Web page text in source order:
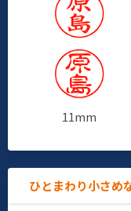
11mm
ひとまわり小さめ